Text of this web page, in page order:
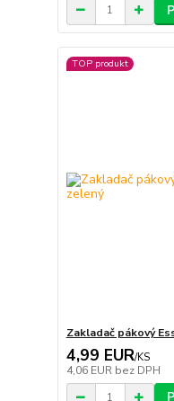
TOP produkt
Zakladač pákový
4,99 EUR/KS
4,06 EUR bez DPH